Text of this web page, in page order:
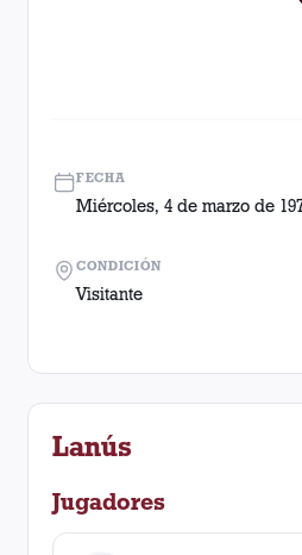
FECHA
Miércoles, 4 de marzo de
CONDICIÓN
Visitante
Lanús
Jugadores